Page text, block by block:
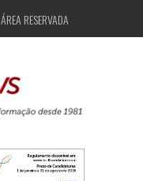
ÁREA RESERVADA